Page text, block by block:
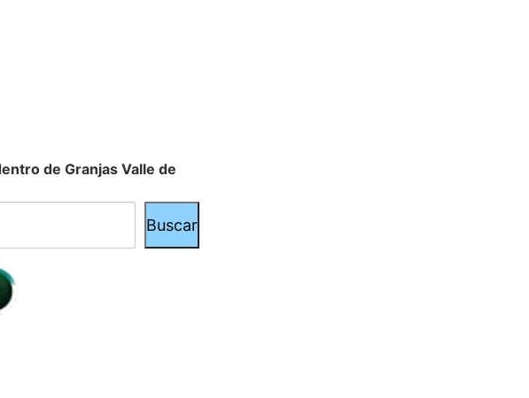
de Granjas Valle de
Buscar